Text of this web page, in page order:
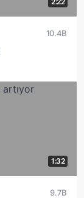
10.4B
1:32
9.7B